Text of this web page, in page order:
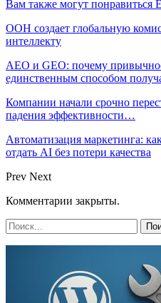
Вам также могут понравиться
ООН создает глобальную
интеллекту
AEO и GEO: почему
единственным способом
Компании начали срочно
падения эффективности…
Автоматизация маркетинга:
отдать AI без потери качества
Prev Next
Комментарии закрыты.